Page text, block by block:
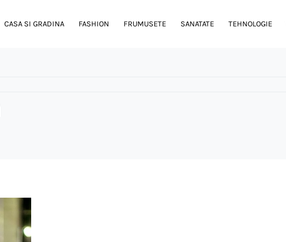
CASA SI GRADINA FASHION FRUMUSETE SANATATE TEHNOLOGIE